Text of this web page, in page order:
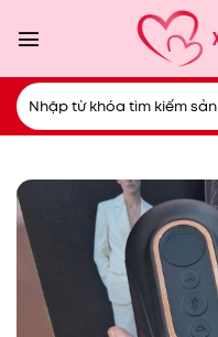
qua
dung
Tìm
kiếm: